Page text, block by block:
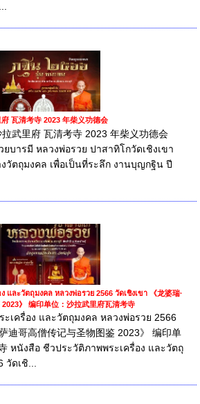
瓦清考寺 2023 年柴义功德会
武里府 瓦清考寺 2023 年柴义功德会
ยบารมี หลวงพ่อรวย ปาสาทิโกวัดเชิงเขา
วัตถุมงคล เพื่อเป็นที่ระลึก งานบุญกฐิน ปี
และวัตถุมงคล หลวงพ่อรวย 2566 วัดเชิงเขา 《龙婆瑞·
》 编印单位：沙拉武里府瓦清考寺
เครื่อง และวัตถุมงคล หลวงพ่อรวย 2566
迪哥高僧传记与圣物图鉴 2023》 编印单
หนังสือ ชีวประวัติภาพพระเครื่อง และวัตถุ
วัดเชิ...